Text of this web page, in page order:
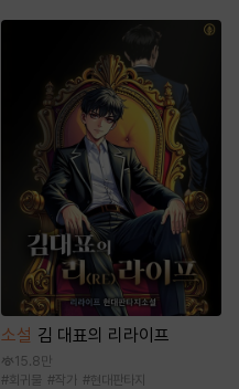
소설 김 대표의 리라이프
15.8만
#회귀물 #작가 #현대판타지